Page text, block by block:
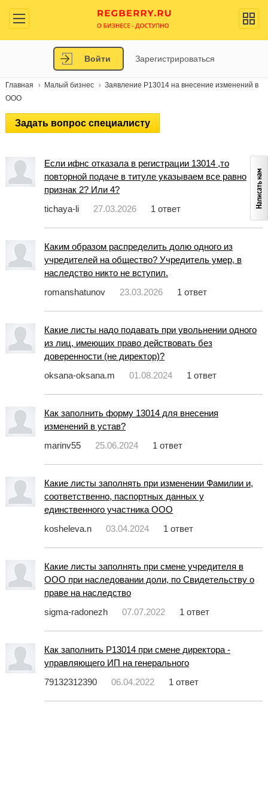
Войти Зарегистрироваться
Главная Малый бизнес
Заявление Р13014 на внесение изменений в
ООО
Задать вопрос специалисту
Если ифнс отказала в регистрации 13014 ,то
повторной подаче в титуле указываем все равно
признак 2? Или 4?
tichaya-li
27.03.2026 1 ответ
Каким образом распределить долю одного из
учредителей на общество? Учредитель умер, в
наследство никто не вступил.
romanshatunov
23.03.2026 1 ответ
Какие листы надо подавать при увольнении одного
из лиц, имеющих право действовать без
доверенности (не директор)?
oksana-oksana.m
01.08.2024 1 ответ
Как заполнить форму 13014 для внесения
изменений в устав?
marinv55
25.06.2024 1 ответ
Какие листы заполнять при изменении Фамилии и,
соответственно, паспортных данных у
единственного участника ООО
kosheleva.n
03.04.2024 1 ответ
Какие листы заполнять при смене учредителя в
ООО при наследовании доли, по Свидетельству о
праве на наследство
sigma-radonezh
07.07.2022 1 ответ
Как заполнить Р13014 при смене директора -
управляющего ИП на генерального
79132312390
06.04.2022 1 ответ